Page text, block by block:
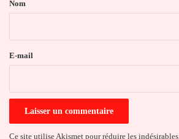
e
Nom
E-mail
Ce site utilise Akismet pour réduire les indésirables.